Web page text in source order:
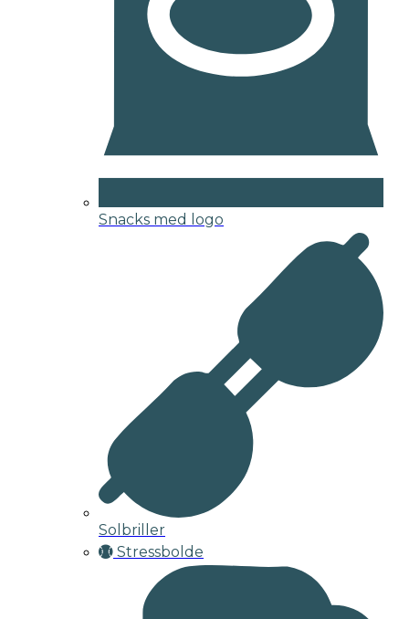
Snacks med logo
Solbriller
Stressbolde